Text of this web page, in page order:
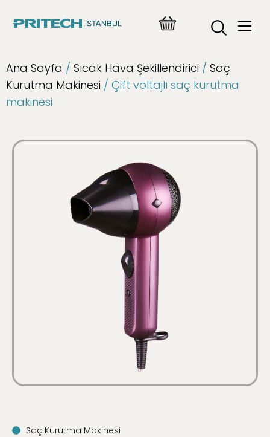
Ana Sayfa / Sıcak Hava Şekillendirici / Saç
Kurutma Makinesi / Çift voltajlı saç kurutma
makinesi
Saç Kurutma Makinesi